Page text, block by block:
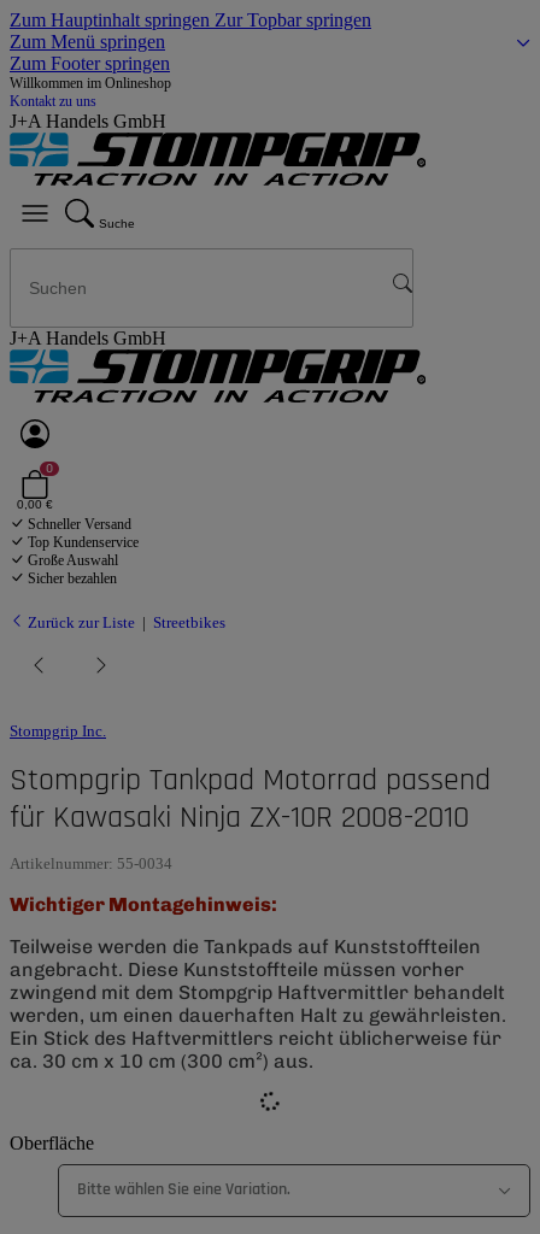
Zum Hauptinhalt springen Zur Topbar springen
Zum Menü springen
Zum Footer springen
Willkommen im Onlineshop
Kontakt zu uns
J+A Handels GmbH
Suche
J+A Handels GmbH
0
0,00 €
Schneller Versand
Top Kundenservice
Große Auswahl
Sicher bezahlen
Zurück zur Liste Streetbikes
Stompgrip Inc.
Stompgrip Tankpad Motorrad passend
für Kawasaki Ninja ZX-10R 2008-2010
Artikelnummer: 55-0034
Wichtiger Montagehinweis:
Teilweise werden die Tankpads auf Kunststoffteilen
angebracht. Diese Kunststoffteile müssen vorher
zwingend mit dem Stompgrip Haftvermittler behandelt
werden, um einen dauerhaften Halt zu gewährleisten.
Ein Stick des Haftvermittlers reicht üblicherweise für
ca. 30 cm x 10 cm (300 cm²) aus.
Oberfläche
Bitte wählen Sie eine Variation.